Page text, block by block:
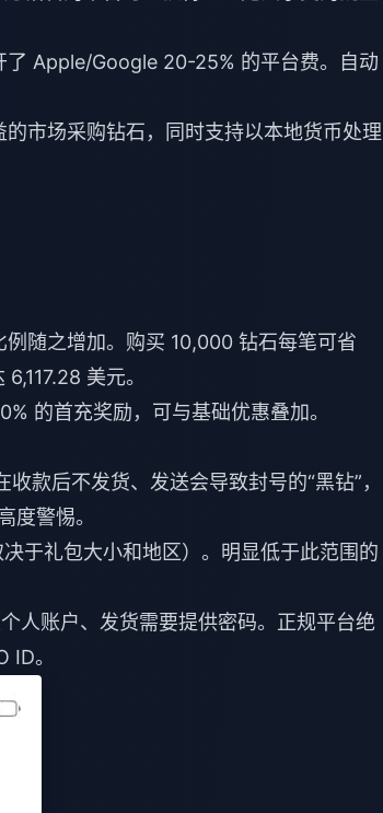
了 Apple/Google 20-25% 的平台费。自动
市场采购钻石，同时支持以本地货币处理
随之增加。购买 10,000 钻石每笔可省
美元。
的首充奖励，可与基础优惠叠加。
款后不发货、发送会导致封号的“黑钻”，
度警惕。
于礼包大小和地区）。明显低于此范围的
人账户、发货需要提供密码。正规平台绝
。